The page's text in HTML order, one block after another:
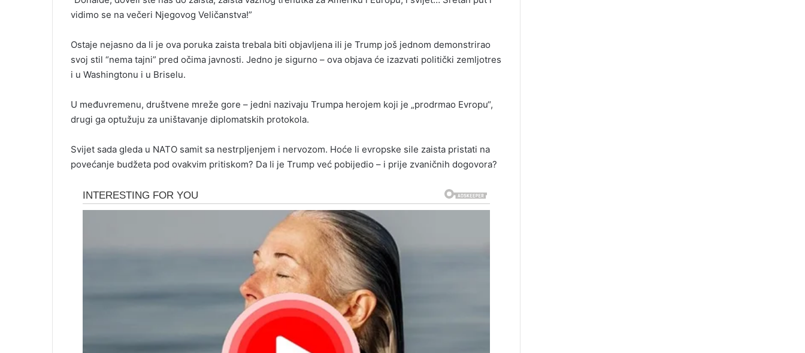
vidimo se na večeri Njegovog Veličanstva!”
Ostaje nejasno da li je ova poruka zaista trebala biti objavljena ili je Trump još jednom demonstrirao
svoj stil “nema tajni” pred očima javnosti. Jedno je sigurno – ova objava će izazvati politički zemljotres
i u Washingtonu i u Briselu.
U međuvremenu, društvene mreže gore – jedni nazivaju Trumpa herojem koji je „prodrmao Evropu“,
drugi ga optužuju za uništavanje diplomatskih protokola.
Svijet sada gleda u NATO samit sa nestrpljenjem i nervozom. Hoće li evropske sile zaista pristati na
povećanje budžeta pod ovakvim pritiskom? Da li je Trump već pobijedio – i prije zvaničnih dogovora?